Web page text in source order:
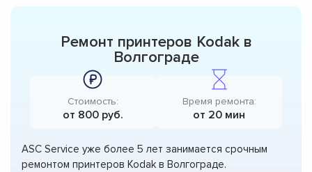
Ремонт принтеров Kodak в
Волгограде
Стоимость:
от 800 руб.
Время ремонта:
от 20 мин
ASC Service уже более 5 лет занимается срочным
ремонтом принтеров Kodak в Волгограде.